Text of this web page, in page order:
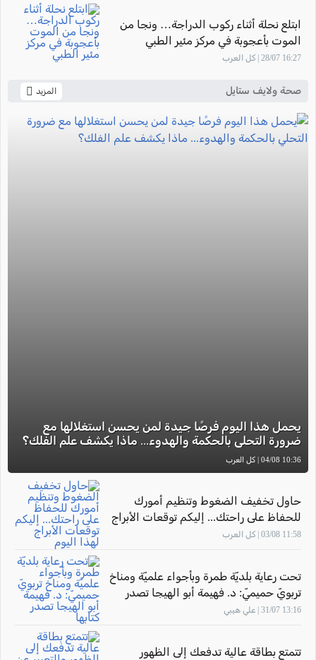
ابتلع نحلة أثناء ركوب الدراجة… ونجا من
الموت بأعجوبة في مركز مئير الطبي
16:27 28/07 | كل العرب
صحة ولايف ستايل المزيد
يحمل هذا اليوم فرصًا جيدة لمن يحسن استغلالها مع
ضرورة التحلي بالحكمة والهدوء... ماذا يكشف علم الفلك؟
10:36 04/08 | كل العرب
حاول تخفيف الضغوط وتنظيم أمورك
للحفاظ على راحتك... إليكم توقعات الأبراج
لهذا اليوم
11:58 03/08 | كل العرب
تحت رعاية بلديّة طمرة وبأجواء علميّة ومناخ
تربويّ حميميّ: د. فهيمة أبو الهيجا تصدر
كتابها "أثر المهارة" بحضور الاتّحاد القطريّ
13:16 31/07 | علي هيبي
تتمتع بطاقة عالية تدفعك إلى الظهور